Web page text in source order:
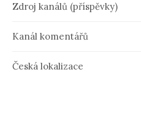
Zdroj kanálů (příspěvky)
Kanál komentářů
Česká lokalizace